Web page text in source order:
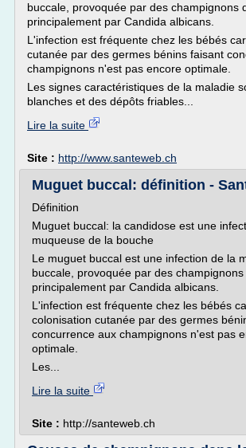
buccale, provoquée par des champignons
principalement par Candida albicans.
L'infection est fréquente chez les bébés
cutanée par des germes bénins faisant
champignons n'est pas encore optimale.
Les signes caractéristiques de la maladie
blanches et des dépôts friables...
Lire la suite
Site : http://www.santeweb.ch
Muguet buccal: définition -
Définition
Muguet buccal: la candidose est une
muqueuse de la bouche
Le muguet buccal est une infection de la
buccale, provoquée par des champignons
principalement par Candida albicans.
L'infection est fréquente chez les bébés
colonisation cutanée par des germes
concurrence aux champignons n'est pas
optimale.
Les...
Lire la suite
Site : http://santeweb.ch